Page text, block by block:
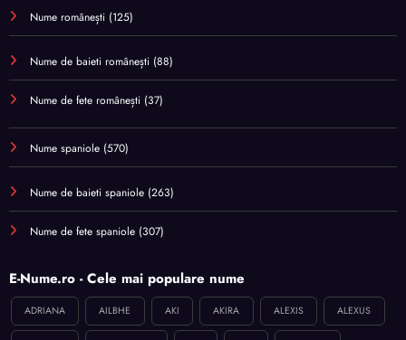
Nume românești (125)
Nume de baieti românești (88)
Nume de fete românești (37)
Nume spaniole (570)
Nume de baieti spaniole (263)
Nume de fete spaniole (307)
E-Nume.ro - Cele mai populare nume
ADRIANA AILBHE AKI AKIRA ALEXIS ALEXUS